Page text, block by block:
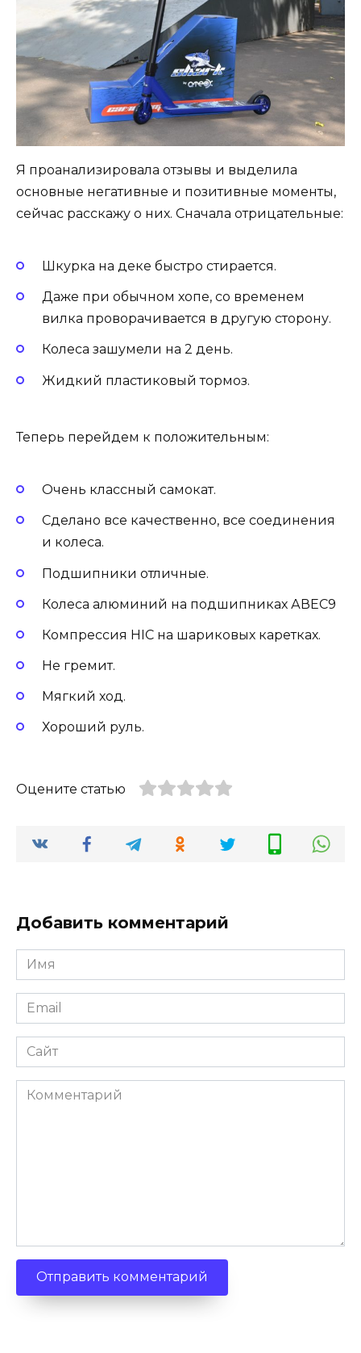
Я проанализировала отзывы и выделила
основные негативные и позитивные моменты,
сейчас расскажу о них. Сначала отрицательные:
Шкурка на деке быстро стирается.
Даже при обычном хопе, со временем
вилка проворачивается в другую сторону.
Колеса зашумели на 2 день.
Жидкий пластиковый тормоз.
Теперь перейдем к положительным:
Очень классный самокат.
Сделано все качественно, все соединения
и колеса.
Подшипники отличные.
Колеса алюминий на подшипниках АВЕС9
Компрессия HIC на шариковых каретках.
Не гремит.
Мягкий ход.
Хороший руль.
Оцените статью
Добавить комментарий
Имя
Email
Сайт
Комментарий